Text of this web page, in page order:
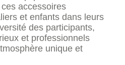
accessoires
et enfants dans leurs
des participants,
et professionnels
unique et